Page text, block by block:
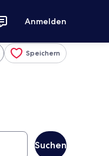
Anmelden
Speichern
Suchen